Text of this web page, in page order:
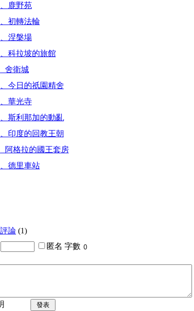
鹿野苑
初轉法輪
涅槃場
科拉坡的旅館
舍衛城
今日的祇園精舍
華光寺
斯利那加的動亂
印度的回教王朝
阿格拉的國王套房
德里車站
論 (1)
匿名 字數
發表